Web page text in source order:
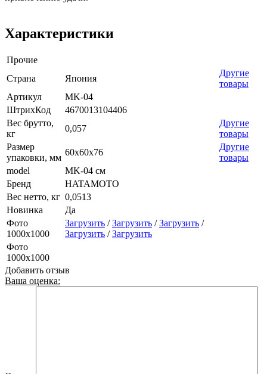
Характеристики
Прочие
Страна
Япония
Другие
товары
Артикул
MK-04
ШтрихКод
4670013104406
Вес брутто,
кг
0,057
Другие
товары
Размер
упаковки, мм
60х60х76
Другие
товары
model
MK-04 см
Бренд
HATAMOTO
Вес нетто, кг 0,0513
Новинка
Да
Фото
1000х1000
Загрузить /Загрузить /Загрузить /
Загрузить /Загрузить
Фото
1000х1000
Добавить отзыв
Ваша оценка: